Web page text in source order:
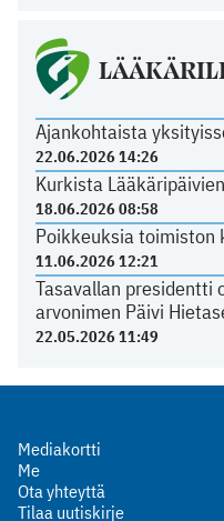
Ajankohtaista
22.06.2026 14:26
Kurkista
18.06.2026 08:58
Poikkeuksia toimiston
11.06.2026 12:21
Tasavallan presidentti
arvonimen Päivi
22.05.2026 11:49
Mediakortti
Me
Ota yhteyttä
Tilaa uutiskirje